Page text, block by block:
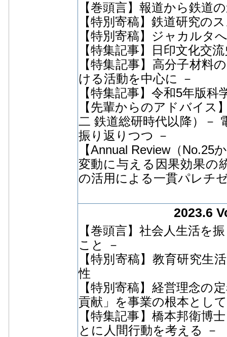
【巻頭言】報道から鉄道
【特別寄稿】鉄道研究の
【特別寄稿】ジャカルタ
【特集記事】日印文化交
【特集記事】高分子材料
ける活動を中心に －
【特集記事】令和5年版
【先輩からのアドバイス
二 鉄道総研時代以降）－
振り返りつつ －
【Annual Review（No.25
変動に与える因果効果
の活用による一貫パレチ
2023.6
【巻頭言】社会人生活を
こと －
【特別寄稿】教育研究生
性
【特別寄稿】経営理念の
貢献」を事業の根本とし
【特集記事】橋本邦衛博
とに人間行動を考える －